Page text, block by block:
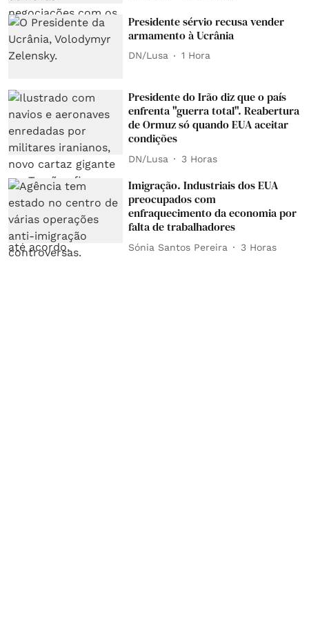
Presidente sérvio recusa vender
armamento à Ucrânia
DN/Lusa 1 Hora
Presidente do Irão diz que o país
enfrenta "guerra total". Reabertura
de Ormuz só quando EUA aceitar
condições
DN/Lusa 3 Horas
Imigração. Industriais dos EUA
preocupados com
enfraquecimento da economia por
falta de trabalhadores
Sónia Santos Pereira 3 Horas